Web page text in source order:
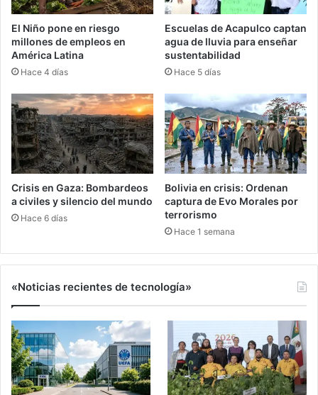
El Niño pone en riesgo
millones de empleos en
América Latina
Hace 4 días
Escuelas de Acapulco captan
agua de lluvia para enseñar
sustentabilidad
Hace 5 días
Crisis en Gaza: Bombardeos
a civiles y silencio del mundo
Hace 6 días
Bolivia en crisis: Ordenan
captura de Evo Morales por
terrorismo
Hace 1 semana
«Noticias recientes de tecnología»